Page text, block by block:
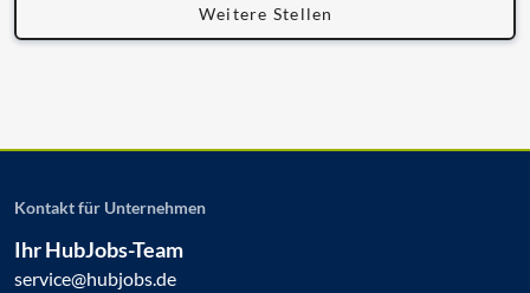
Weitere Stellen
Kontakt für Unternehmen
Ihr HubJobs-Team
service@hubjobs.de